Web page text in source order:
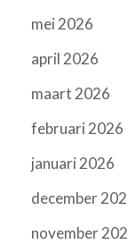
mei 2026
april 2026
maart 2026
februari 2026
januari 2026
december
november